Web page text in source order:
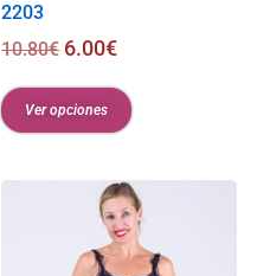
2203
10.80€ 6.00€
Ver opciones